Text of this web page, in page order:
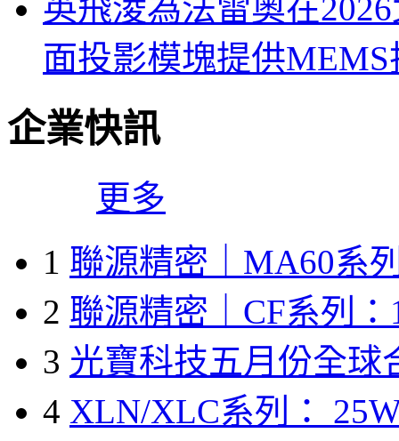
英飛淩為法雷奧在
面投影模塊提供MEMS
企業快訊
更多
1 聯源精密｜MA60系
2 聯源精密｜CF系列：
3 光寶科技五月份全球
4 XLN/XLC系列：